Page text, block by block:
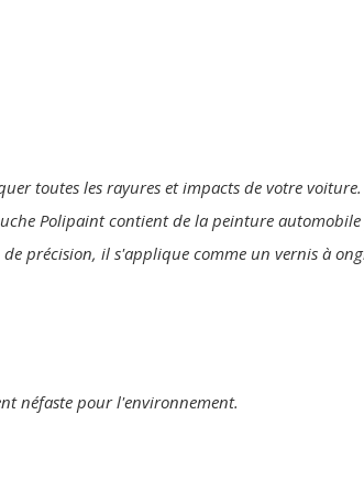
toutes les rayures et impacts de votre voiture.
Polipaint contient de la peinture
précision, il s'applique comme un vernis à
néfaste pour l'environnement.